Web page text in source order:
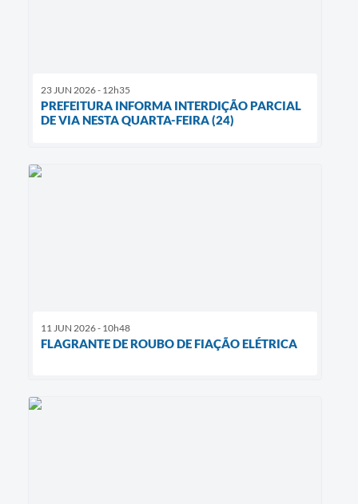
23 JUN 2026 - 12h35
PREFEITURA INFORMA INTERDIÇÃO PARCIAL
DE VIA NESTA QUARTA-FEIRA (24)
11 JUN 2026 - 10h48
FLAGRANTE DE ROUBO DE FIAÇÃO ELÉTRICA